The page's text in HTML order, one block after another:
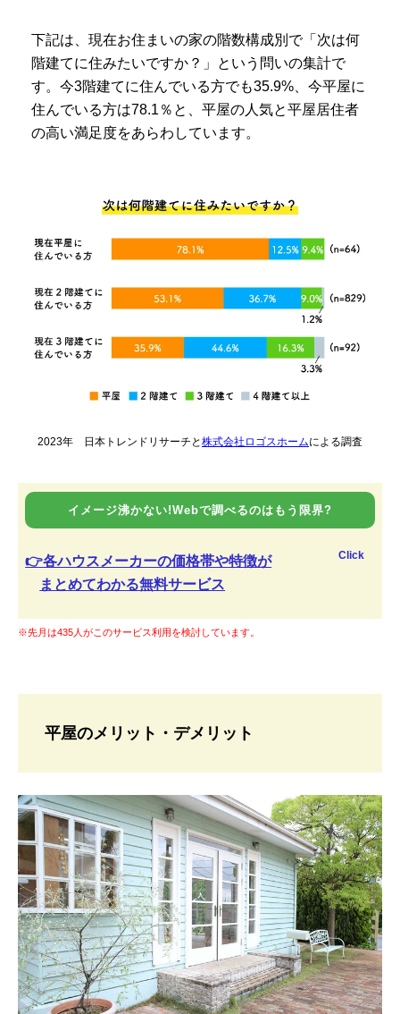
下記は、現在お住まいの家の階数構成別で「次は何
階建てに住みたいですか？」という問いの集計で
す。今3階建てに住んでいる方でも35.9%、今平屋に
住んでいる方は78.1％と、平屋の人気と平屋居住者
の高い満足度をあらわしています。
2023年 日本トレンドリサーチと株式会社ロゴスホームによる調査
イメージ沸かない!Webで調べるのはもう限界?
👉各ハウスメーカーの価格帯や特徴が
まとめてわかる無料サービス
Click
※先月は435人がこのサービス利用を検討しています。
平屋のメリット・デメリット